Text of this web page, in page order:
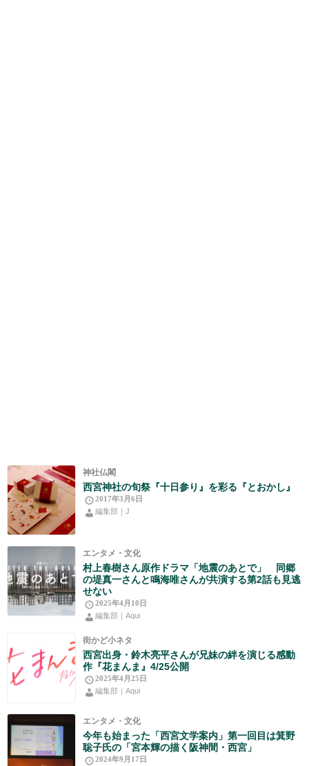
神社仏閣
西宮神社の旬祭『十日参り』を彩る『とおかし』
2017年3月6日
編集部｜J
エンタメ・文化
村上春樹さん原作ドラマ「地震のあとで」 同郷
の堤真一さんと鳴海唯さんが共演する第2話も見逃
せない
2025年4月10日
編集部｜Aqui
街かど小ネタ
西宮出身・鈴木亮平さんが兄妹の絆を演じる感動
作『花まんま』4/25公開
2025年4月25日
編集部｜Aqui
エンタメ・文化
今年も始まった「西宮文学案内」第一回目は箕野
聡子氏の「宮本輝の描く阪神間・西宮」
2024年9月17日